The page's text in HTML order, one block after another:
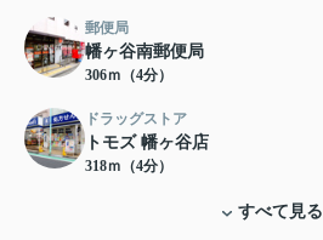
郵便局
幡ヶ谷南郵便局
306ｍ（4分）
ドラッグストア
トモズ 幡ヶ谷店
318ｍ（4分）
すべて見る